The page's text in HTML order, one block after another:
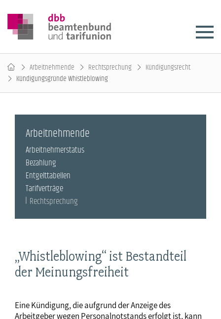
Arbeitnehmende Rechtsprechung
Kündigungsrecht
Kündigungsgründe Whistleblowing
„Whistleblowing“ ist Bestandteil
der Meinungsfreiheit
Eine Kündigung, die aufgrund der Anzeige des
Arbeitgeber wegen Personalnotstands erfolgt ist, kann
Arbeitnehmende
Arbeitnehmerstatus
Bezahlung
Entgelttabellen
Tarifverträge
Rechtsprechung